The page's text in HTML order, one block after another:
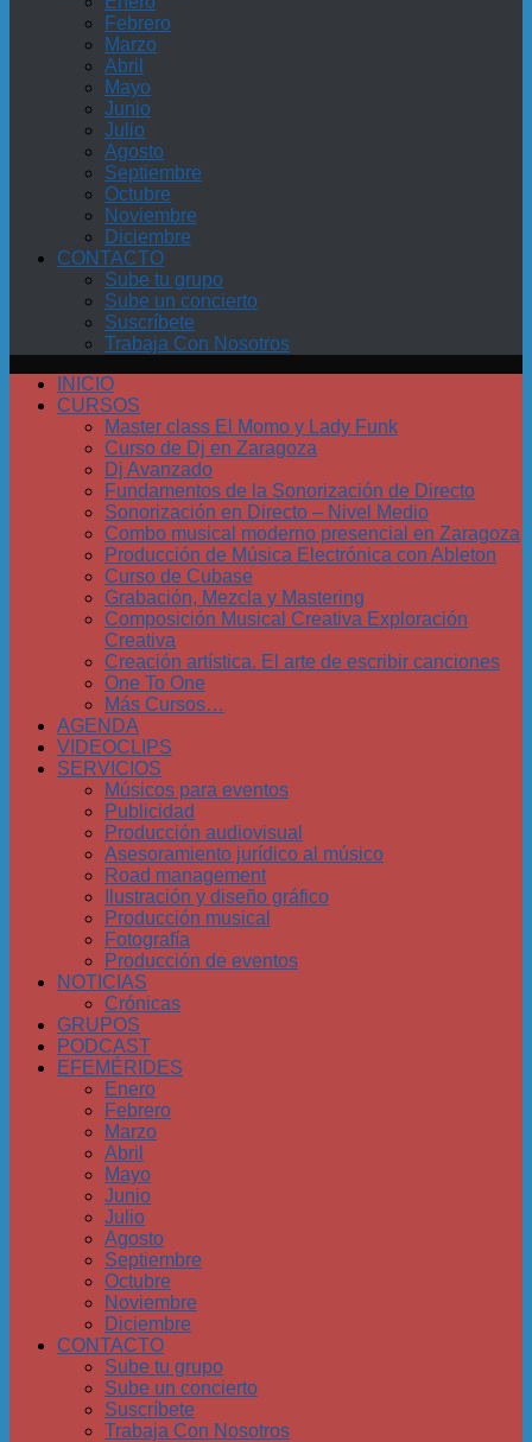
Febrero
Marzo
Abril
Mayo
Junio
Julio
Agosto
Septiembre
Octubre
Noviembre
Diciembre
CONTACTO
Sube tu grupo
Sube un concierto
Suscríbete
Trabaja Con Nosotros
INICIO
CURSOS
Master class El Momo y Lady Funk
Curso de Dj en Zaragoza
Dj Avanzado
Fundamentos de la Sonorización de Directo
Sonorización en Directo – Nivel Medio
Combo musical moderno presencial en Zaragoza
Producción de Música Electrónica con Ableton
Curso de Cubase
Grabación, Mezcla y Mastering
Composición Musical Creativa Exploración
Creativa
Creación artística. El arte de escribir canciones
One To One
Más Cursos…
AGENDA
VIDEOCLIPS
SERVICIOS
Músicos para eventos
Publicidad
Producción audiovisual
Asesoramiento jurídico al músico
Road management
Ilustración y diseño gráfico
Producción musical
Fotografía
Producción de eventos
NOTICIAS
Crónicas
GRUPOS
PODCAST
EFEMÉRIDES
Enero
Febrero
Marzo
Abril
Mayo
Junio
Julio
Agosto
Septiembre
Octubre
Noviembre
Diciembre
CONTACTO
Sube tu grupo
Sube un concierto
Suscríbete
Trabaja Con Nosotros